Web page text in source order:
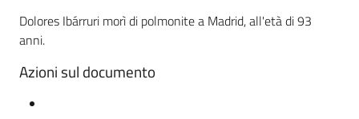
Dolores Ibárruri morì di polmonite a Madrid, all'età di 93
anni.
Azioni sul documento